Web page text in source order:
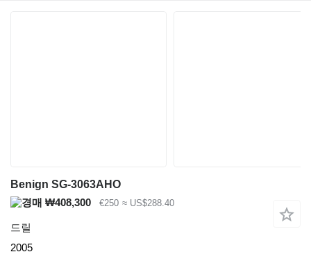
Benign SG-3063AHO
₩408,300
€250 ≈ US$288.40
드릴
2005